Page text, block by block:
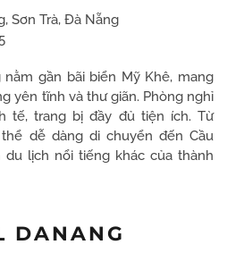
Sơn Trà, Đà Nẵng
gần bãi biển Mỹ Khê, mang
yên tĩnh và thư giãn. Phòng nghỉ
tế, trang bị đầy đủ tiện ích. Từ
dễ dàng di chuyển đến Cầu
lịch nổi tiếng khác của thành
DANANG